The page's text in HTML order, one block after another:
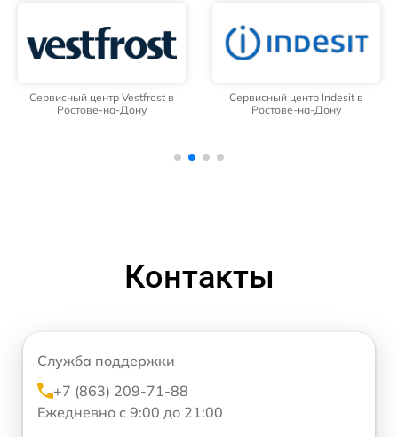
Сервисный центр Vestfrost в
Ростове-на-Дону
Сервисный центр Indesit в
Ростове-на-Дону
Контакты
Служба поддержки
+7 (863) 209-71-88
Ежедневно с 9:00 до 21:00